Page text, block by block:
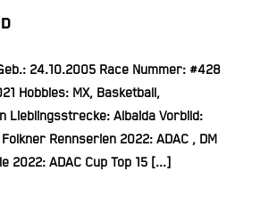
Geb.: 24.10.2005 Race Nummer: #428
Hobbies: MX, Basketball,
Lieblingsstrecke: Albaida Vorbild:
Rennserien 2022: ADAC , DM
2022: ADAC Cup Top 15 [...]